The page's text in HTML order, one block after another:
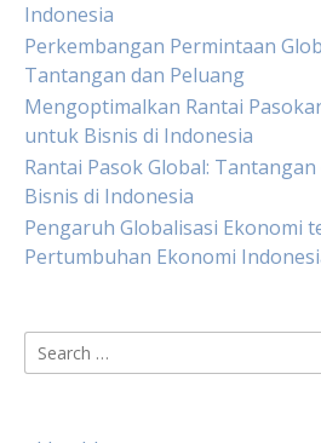
Indonesia
Perkembangan Permintaan
Tantangan dan Peluang
Mengoptimalkan Rantai
untuk Bisnis di Indonesia
Rantai Pasok Global:
Bisnis di Indonesia
Pengaruh Globalisasi Ekonomi
Pertumbuhan Ekonomi
Search
for: